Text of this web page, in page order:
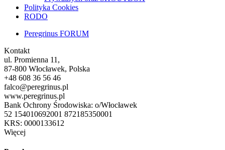
Polityka Cookies
RODO
Peregrinus FORUM
Kontakt
ul. Promienna 11,
87-800 Włocławek, Polska
+48 608 36 56 46
falco@peregrinus.pl
www.peregrinus.pl
Bank Ochrony Środowiska: o/Włocławek
52 154010692001 872185350001
KRS: 0000133612
Więcej